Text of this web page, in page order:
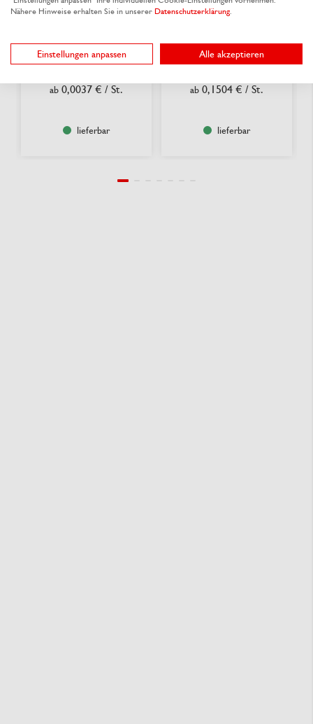
ab 0,0037 € / St.
lieferbar
ab 0,1504 € / St.
lieferbar
Nähere Hinweise erhalten Sie in unserer Datenschutzerklärung.
Einstellungen anpassen Alle akzeptieren